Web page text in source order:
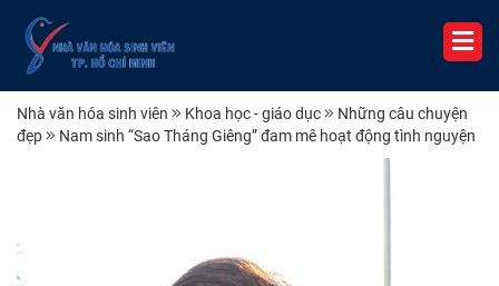
Nhà văn hóa sinh viên Khoa học - giáo dục
Những câu chuyện
đẹp
Nam sinh “Sao Tháng Giêng” đam mê hoạt động tình nguyện